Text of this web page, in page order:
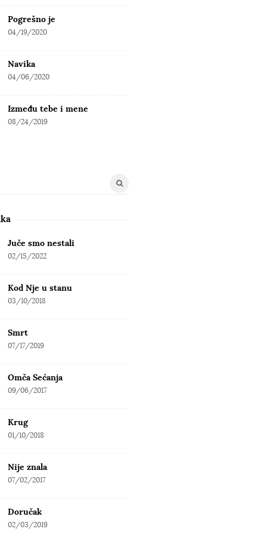
Pogrešno je
04/19/2020
Navika
04/06/2020
Između tebe i mene
08/24/2019
Juče smo nestali
02/15/2022
Kod Nje u stanu
03/10/2018
Smrt
07/17/2019
Omča Sećanja
09/06/2017
Krug
01/10/2018
Nije znala
07/02/2017
Doručak
02/03/2019